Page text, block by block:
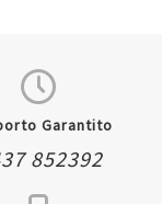
Garantito
852392